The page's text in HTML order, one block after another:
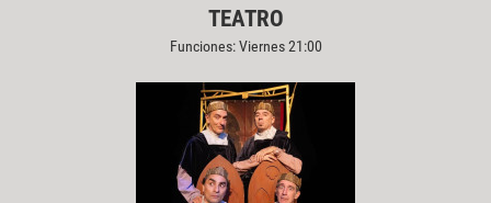
TEATRO
Funciones: Viernes 21:00